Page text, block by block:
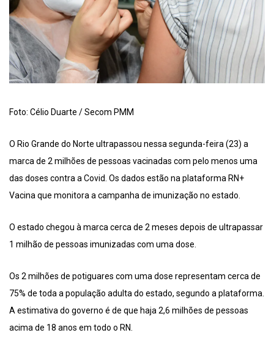
Foto: Célio Duarte / Secom PMM
O Rio Grande do Norte ultrapassou nessa segunda-feira (23) a
marca de 2 milhões de pessoas vacinadas com pelo menos uma
das doses contra a Covid. Os dados estão na plataforma RN+
Vacina que monitora a campanha de imunização no estado.
O estado chegou à marca cerca de 2 meses depois de ultrapassar
1 milhão de pessoas imunizadas com uma dose.
Os 2 milhões de potiguares com uma dose representam cerca de
75% de toda a população adulta do estado, segundo a plataforma.
A estimativa do governo é de que haja 2,6 milhões de pessoas
acima de 18 anos em todo o RN.